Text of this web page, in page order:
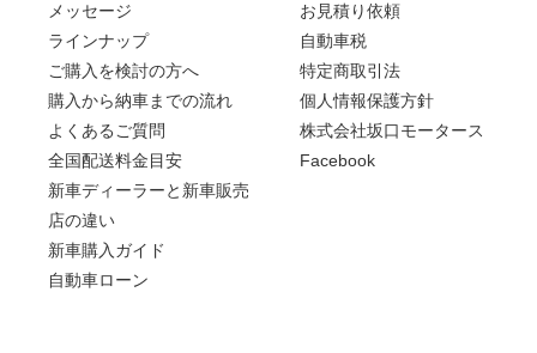
メッセージ
ラインナップ
ご購入を検討の方へ
購入から納車までの流れ
よくあるご質問
全国配送料金目安
新車ディーラーと新車販売
店の違い
新車購入ガイド
自動車ローン
お見積り依頼
自動車税
特定商取引法
個人情報保護方針
株式会社坂口モータース
Facebook